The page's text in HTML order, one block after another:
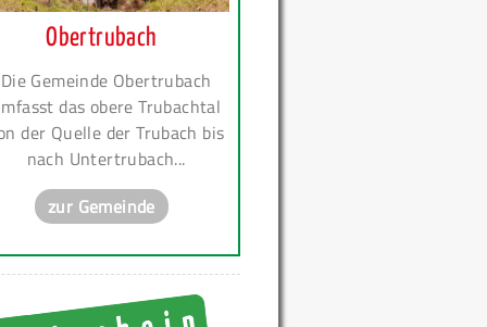
Obertrubach
Die Gemeinde Obertrubach
das obere Trubachtal
der Quelle der Trubach bis
nach Untertrubach...
zur Gemeinde